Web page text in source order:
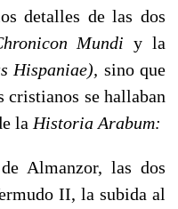
detalles de las dos
Mundiy la
Hispaniae), sino que
se hallaban
la Historia Arabum:
Almanzor, las dos
II, la subida al